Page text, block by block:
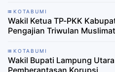
KOTABUMI
Wakil Ketua TP-PKK
Pengajian Triwulan
KOTABUMI
Wakil Bupati Lampung